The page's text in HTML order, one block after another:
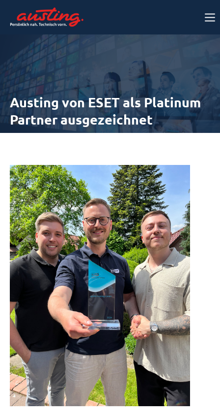
Austing von ESET als Platinum
Partner ausgezeichnet